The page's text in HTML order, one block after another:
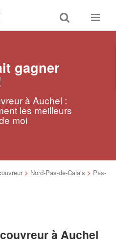
Toggle
search
Toggle
gagner
à Auchel :
les meilleurs
moi
> Nord-Pas-de-Calais > Pas-
à Auchel